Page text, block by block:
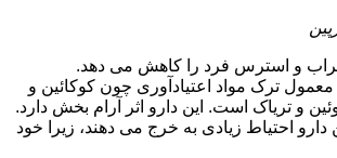
و استرس فرد را کاهش می دهد.
ترک مواد اعتیادآوری چون کوکائین و
و تریاک است. این دارو اثر آرام بخش دارد.
دارو احتیاط زیادی به خرج می دهند، زیرا خود